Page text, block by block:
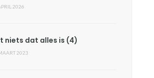
2026
niets dat alles is (4)
2023